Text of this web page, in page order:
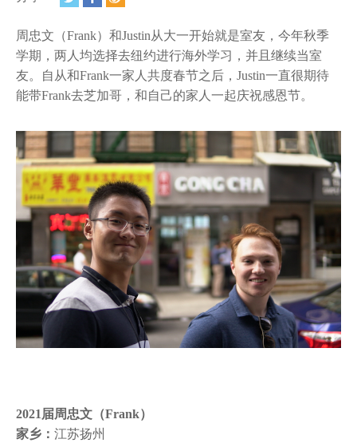
活动纵览
学生说
联系方式
支持我们
周忠文（Frank）和Justin从大一开始就是室友，今年秋季
学期，两人均选择去纽约进行海外学习，并且继续当室
友。自从和Frank一家人共度春节之后，Justin一直很期待
能带Frank去芝加哥，和自己的家人一起庆祝感恩节。
2021届周忠文（Frank）
家乡： 江苏扬州